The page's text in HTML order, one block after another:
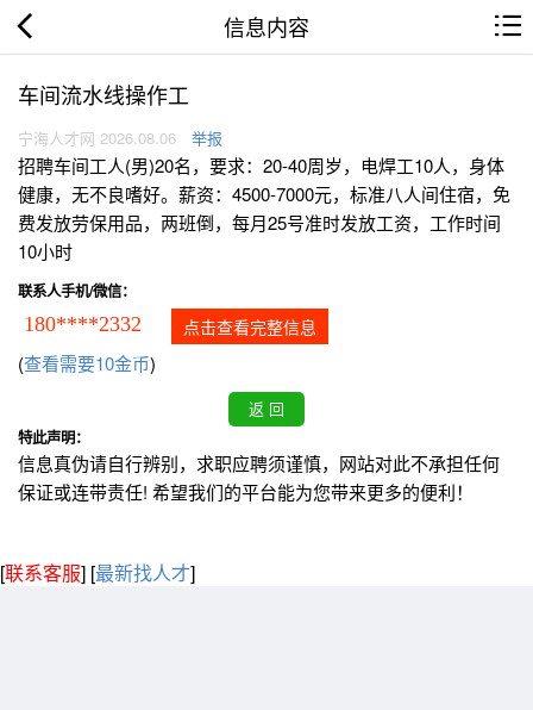
信息内容
车间流水线操作工
宁海人才网 2026.08.06 举报
招聘车间工人(男)20名，要求：20-40周岁，电焊工10人，身体
健康，无不良嗜好。薪资：4500-7000元，标准八人间住宿，免
费发放劳保用品，两班倒，每月25号准时发放工资，工作时间
10小时
联系人手机/微信：
180****2332 点击查看完整信息
(查看需要10金币)
特此声明：
信息真伪请自行辨别，求职应聘须谨慎，网站对此不承担任何
保证或连带责任! 希望我们的平台能为您带来更多的便利！
[联系客服] [最新找人才]